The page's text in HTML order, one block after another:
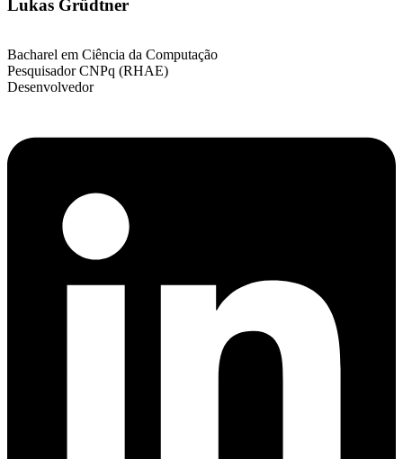
Lukas Grüdtner
Bacharel em Ciência da Computação
Pesquisador CNPq (RHAE)
Desenvolvedor